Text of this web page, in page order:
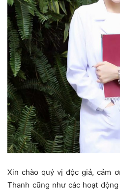
Xin chào quý vị độc giả, cảm
Thanh cũng như các hoạt